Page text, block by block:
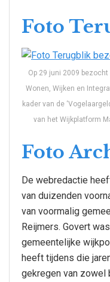
Foto
Op 29 juni 2009
Wonen, Wijken en
kader van de
van het Wijkplatform
Foto
De webredactie
van duizenden
van voormalig
Reijmers. Govert
gemeentelijke
heeft tijdens die
gekregen van zowel